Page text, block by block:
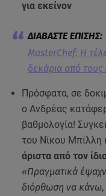
για εκείνον
MasterChef: Η
δεκάρια από τους
Πρόσφατα, σε
ο Ανδρέας
βαθμολογία!
του Νίκου Μπίλλη
άριστα από τον
«Πραγματικά
διόρθωση να